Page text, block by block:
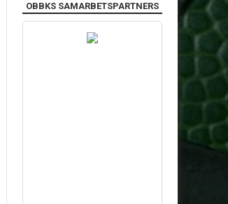
OBBKS SAMARBETSPARTNERS